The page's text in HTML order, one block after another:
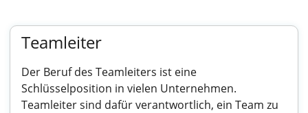
Teamleiter
Der Beruf des Teamleiters ist eine
Schlüsselposition in vielen Unternehmen.
Teamleiter sind dafür verantwortlich, ein Team zu